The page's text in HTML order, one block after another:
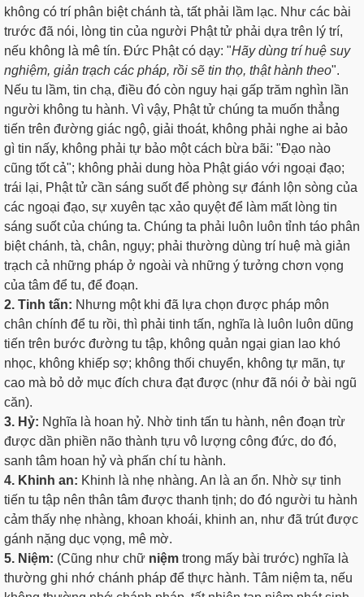
không có trí phân biệt chánh tà, tất phải lầm lạc. Như các bài
trước đã nói, lòng tin của người Phật tử phải dựa trên lý trí,
nếu không là mê tín. Ðức Phật có dạy: "Hãy dùng trí huệ suy
nghiệm, giản trạch các pháp, rồi sẽ tin thọ, thật hành theo".
Nếu tu lầm, tin chạ, điều đó còn nguy hại gấp trăm nghìn lần
người không tu hành. Vì vậy, Phật tử chúng ta muốn thẳng
tiến trên đường giác ngộ, giải thoát, không phải nghe ai bảo
gì tin nấy, không phải tự bảo một cách bừa bãi: "Đạo nào
cũng tốt cả"; không phải dung hòa Phật giáo với ngoại đạo;
trái lại, Phật tử cần sáng suốt để phòng sự đánh lộn sòng của
các ngoại đạo, sự xuyên tạc xảo quyệt để làm mất lòng tin
sáng suốt của chúng ta. Chúng ta phải luôn luôn tỉnh táo phân
biệt chánh, tà, chân, ngụy; phải thường dùng trí huệ mà giản
trạch cả những pháp ở ngoài và những ý tưởng chơn vọng
của tâm để tu, để đoạn.
2. Tinh tấn: Nhưng một khi đã lựa chọn được pháp môn
chân chính để tu rồi, thì phải tinh tấn, nghĩa là luôn luôn dũng
tiến trên bước đường tu tập, không quản ngại gian lao khó
nhọc, không khiếp sợ; không thối chuyển, không tự mãn, tự
cao mà bỏ dở mục đích chưa đạt được (như đã nói ở bài ngũ
căn).
3. Hỷ: Nghĩa là hoan hỷ. Nhờ tinh tấn tu hành, nên đoạn trừ
được dần phiền não thành tựu vô lượng công đức, do đó,
sanh tâm hoan hỷ và phấn chí tu hành.
4. Khinh an: Khinh là nhẹ nhàng. An là an ổn. Nhờ sự tinh
tiến tu tập nên thân tâm được thanh tịnh; do đó người tu hành
cảm thấy nhẹ nhàng, khoan khoái, khinh an, như đã trút được
gánh nặng dục vọng, mê mờ.
5. Niệm: (Cũng như chữ niệm trong mấy bài trước) nghĩa là
thường ghi nhớ chánh pháp để thực hành. Tâm niệm ta, nếu